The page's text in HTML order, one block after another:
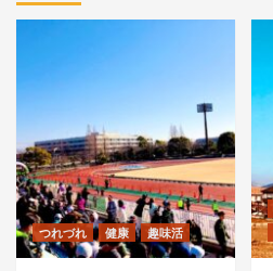
つれづれ 健康 趣味活